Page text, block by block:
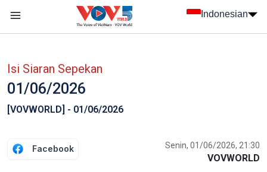
Indonesian
Isi Siaran Sepekan
01/06/2026
[VOVWORLD] - 01/06/2026
Facebook Senin, 01/06/2026, 21:30
VOVWORLD